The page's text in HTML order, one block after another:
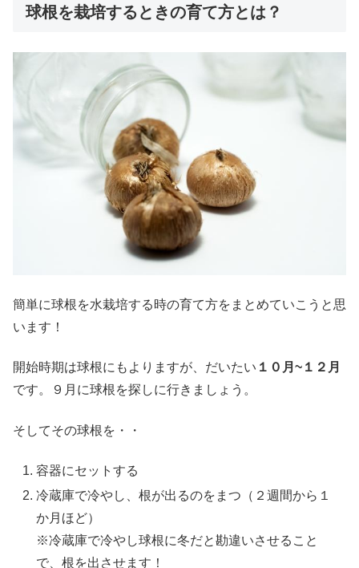
球根を栽培するときの育て方とは？
簡単に球根を水栽培する時の育て方をまとめていこうと思
います！
開始時期は球根にもよりますが、だいたい １０月~１２月
です。９月に球根を探しに行きましょう。
そしてその球根を・・
容器にセットする
冷蔵庫で冷やし、根が出るのをまつ（２週間から１
か月ほど）
※冷蔵庫で冷やし球根に冬だと勘違いさせること
で、根を出させます！